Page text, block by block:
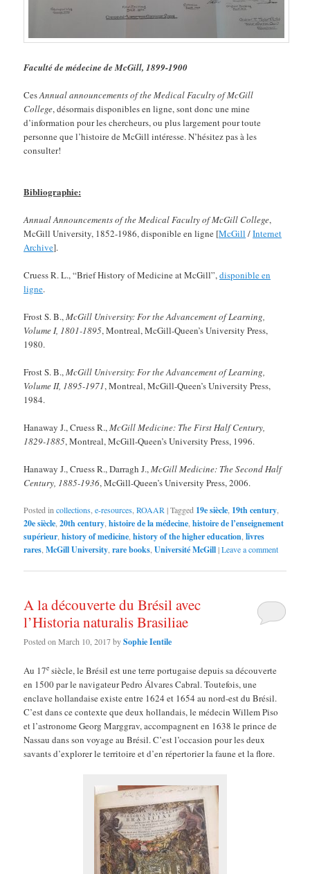
Faculté de médecine de McGill, 1899-1900
CesAnnual announcements of the Medical Faculty of McGill
College, désormais disponibles en ligne, sont donc une mine
d’information pour les chercheurs, ou plus largement pour toute
personne que l’histoire de McGill intéresse. N’hésitez pas à les
consulter!
Bibliographie:
Annual Announcements of the Medical Faculty of McGill College,
McGill University, 1852-1986, disponible en ligne [McGill /Internet
Archive].
Cruess R. L., “Brief History of Medicine at McGill”,disponible en
ligne.
Frost S. B.,McGill University: For the Advancement of Learning,
Volume I, 1801-1895, Montreal, McGill-Queen’s University Press,
1980.
Frost S. B.,McGill University: For the Advancement of Learning,
Volume II, 1895-1971, Montreal, McGill-Queen’s University Press,
1984.
Hanaway J., Cruess R.,McGill Medicine: The First Half Century,
1829-1885, Montreal, McGill-Queen’s University Press, 1996.
Hanaway J., Cruess R., Darragh J.,McGill Medicine: The Second Half
Century, 1885-1936, McGill-Queen’s University Press, 2006.
Posted in collections ,e-resources ,ROAAR |Tagged 19e siècle 19th century
20e siècle ,20th century ,histoire de la médecine ,histoire de l’enseignement
supérieur ,history of medicine ,history of the higher education ,livres
rares ,McGill University ,rare books ,Université McGill|Leave a comment
A la découverte du Brésil avec
l’Historia naturalis Brasiliae
Posted onMarch 10, 2017bySophie Ientile
Au 17e siècle, le Brésil est une terre portugaise depuis sa découverte
en 1500 par le navigateur Pedro Álvares Cabral. Toutefois, une
enclave hollandaise existe entre 1624 et 1654 au nord-est du Brésil.
C’est dans ce contexte que deux hollandais, le médecin Willem Piso
et l’astronome Georg Marggrav, accompagnent en 1638 le prince de
Nassau dans son voyage au Brésil. C’est l’occasion pour les deux
savants d’explorer le territoire et d’en répertorier la faune et la flore.